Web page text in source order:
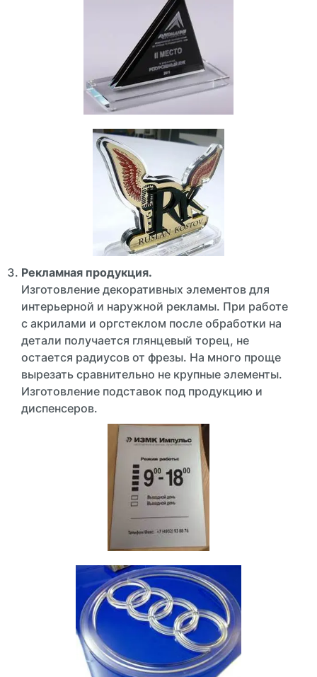
Рекламная продукция.
Изготовление декоративных элементов для
интерьерной и наружной рекламы. При работе
с акрилами и оргстеклом после обработки на
детали получается глянцевый торец, не
остается радиусов от фрезы. На много проще
вырезать сравнительно не крупные элементы.
Изготовление подставок под продукцию и
диспенсеров.